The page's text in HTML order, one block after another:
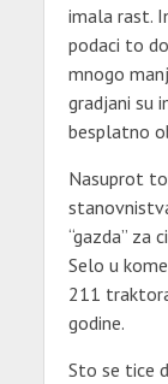
imala rast.
podaci to
mnogo
gradjani su
besplatno
Nasuprot
“gazda” za
Selo u
211
godine.
Sto se tice